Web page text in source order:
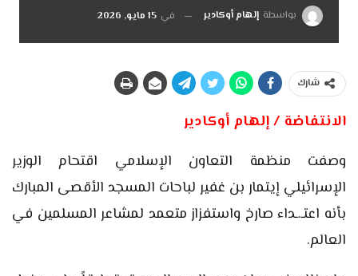
بواسطة إلهام أوكادير في 15 مايو, 2026
شارك
الانتفاضة / إلهام أوكادير
وصفت منظمة التعاون الإسلامي اقتحام الوزير
الإسرائيلي إيتمار بن غفير لباحات المسجد الأقصى المبارك
بأنه اعتـ.ـداء صارخ واستفزاز متعمد لمشاعر المسلمين في
العالم.